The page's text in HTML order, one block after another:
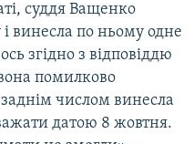
суддя Ващенко
і винесла по ньому одне
згідно з відповіддю
помилково
числом винесла
датою 8 жовтня.